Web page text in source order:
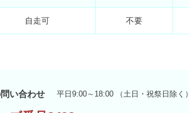
自走可 不要
い合わせ 平日9:00～18:00 （土日・祝祭日除く）